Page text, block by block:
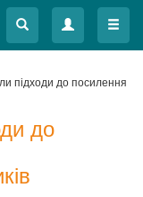
Меню
Меню
підходи до посилення
до